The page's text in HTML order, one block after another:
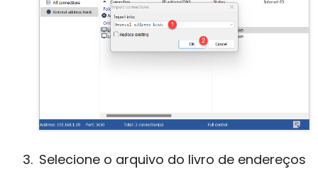
Selecione o arquivo do livro de endereços